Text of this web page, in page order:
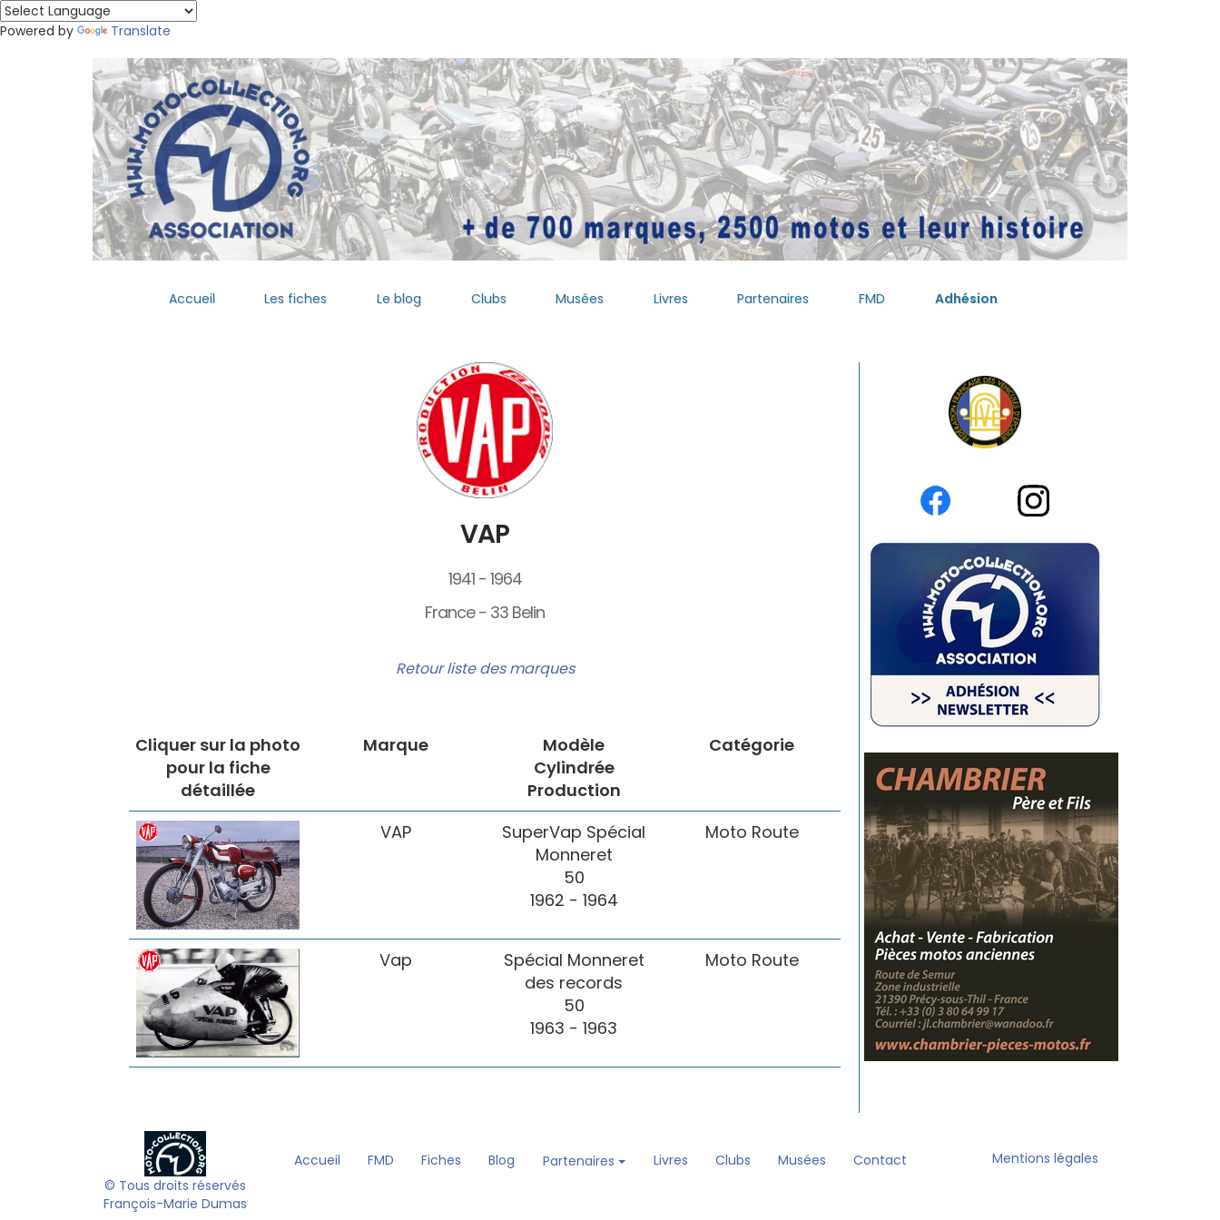
Powered by Translate
Accueil Les fiches Le blog Clubs Musées Livres Partenaires FMD Adhésion
VAP
1941 - 1964
France - 33 Belin
Retour liste des marques
Cliquer sur la photo
pour la fiche
détaillée
Marque
Modèle
Cylindrée
Production
Catégorie
VAP
SuperVap Spécial
Monneret
50
1962 - 1964
Moto Route
Vap
Spécial Monneret
des records
50
1963 - 1963
Moto Route
© Tous droits réservés
François-Marie Dumas
Accueil FMD Fiches Blog Partenaires Livres Clubs Musées Contact Mentions légales